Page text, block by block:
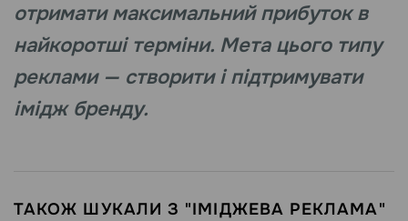
отримати максимальний прибуток в
найкоротші терміни. Мета цього типу
реклами — створити і підтримувати
імідж бренду.
ТАКОЖ ШУКАЛИ З "ІМІДЖЕВА РЕКЛАМА"